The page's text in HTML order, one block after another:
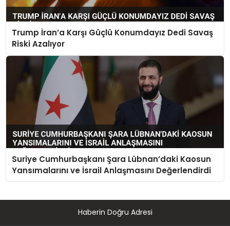
Trump İran’a Karşı Güçlü Konumdayız Dedi Savaş
Riski Azalıyor
Suriye Cumhurbaşkanı Şara Lübnan’daki Kaosun
Yansımalarını ve İsrail Anlaşmasını Değerlendirdi
Haberin Doğru Adresi